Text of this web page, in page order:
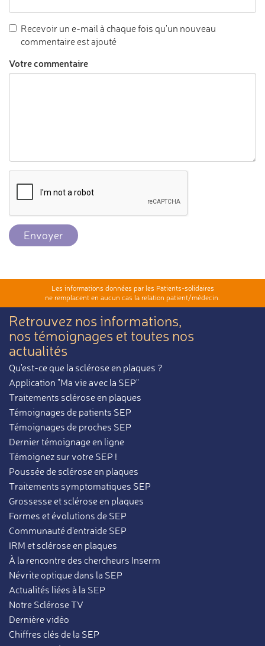
Recevoir un e-mail à chaque fois qu'un nouveau
commentaire est ajouté
Votre commentaire
Envoyer
Les informations données par les Patients-solidaires
ne remplacent en aucun cas la relation patient/médecin.
Retrouvez nos informations,
nos témoignages et toutes nos
actualités
Qu'est-ce que la sclérose en plaques ?
Application "Ma vie avec la SEP"
Traitements sclérose en plaques
Témoignages de patients SEP
Témoignages de proches SEP
Dernier témoignage en ligne
Témoignez sur votre SEP !
Poussée de sclérose en plaques
Traitements symptomatiques SEP
Grossesse et sclérose en plaques
Formes et évolutions de SEP
Communauté d'entraide SEP
IRM et sclérose en plaques
À la rencontre des chercheurs Inserm
Névrite optique dans la SEP
Actualités liées à la SEP
Notre Sclérose TV
Dernière vidéo
Chiffres clés de la SEP